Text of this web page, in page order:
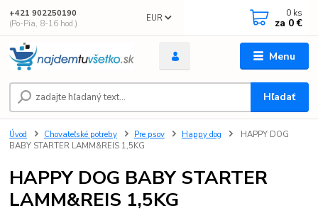
Menu
EUR
Hľadať
+421 902250190
(Po-Pia, 8-16 hod.)
0 ks
za 0 €
Úvod Chovateľské potreby Pre psov Happy dog
HAPPY DOG
BABY STARTER LAMM&REIS 1,5KG
HAPPY DOG BABY STARTER
LAMM&REIS 1,5KG